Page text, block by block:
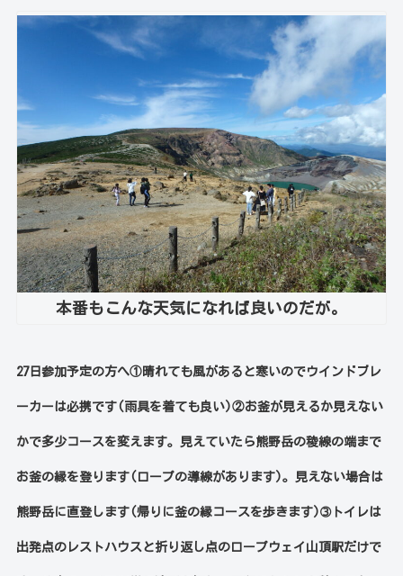
本番もこんな天気になれば良いのだが。
27日参加予定の方へ①晴れても風があると寒いのでウインドブレ
ーカーは必携です(雨具を着ても良い)②お釜が見えるか見えない
かで多少コースを変えます。見えていたら熊野岳の稜線の端まで
お釜の縁を登ります(ロープの導線があります)。見えない場合は
熊野岳に直登します(帰りに釜の縁コースを歩きます)➂トイレは
出発点のレストハウスと折り返し点のロープウェイ山頂駅だけで